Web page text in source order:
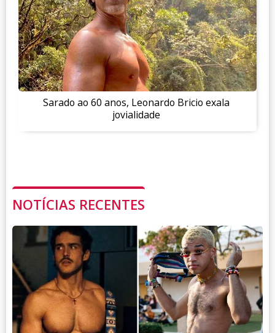
Sarado ao 60 anos, Leonardo Bricio exala
jovialidade
NOTÍCIAS RECENTES